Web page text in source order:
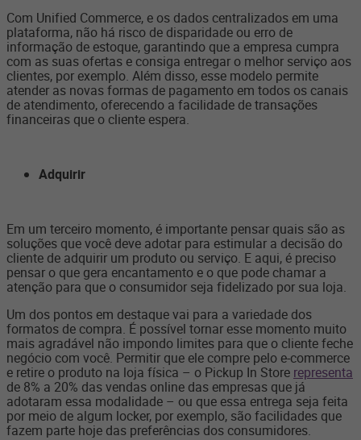
Com Unified Commerce, e os dados centralizados em uma
plataforma, não há risco de disparidade ou erro de
informação de estoque, garantindo que a empresa cumpra
com as suas ofertas e consiga entregar o melhor serviço aos
clientes, por exemplo. Além disso, esse modelo permite
atender as novas formas de pagamento em todos os canais
de atendimento, oferecendo a facilidade de transações
financeiras que o cliente espera.
Adquirir
Em um terceiro momento, é importante pensar quais são as
soluções que você deve adotar para estimular a decisão do
cliente de adquirir um produto ou serviço. E aqui, é preciso
pensar o que gera encantamento e o que pode chamar a
atenção para que o consumidor seja fidelizado por sua loja.
Um dos pontos em destaque vai para a variedade dos
formatos de compra. É possível tornar esse momento muito
mais agradável não impondo limites para que o cliente feche
negócio com você. Permitir que ele compre pelo e-commerce
e retire o produto na loja física – o Pickup In Store representa
de 8% a 20% das vendas online das empresas que já
adotaram essa modalidade – ou que essa entrega seja feita
por meio de algum locker, por exemplo, são facilidades que
fazem parte hoje das preferências dos consumidores.